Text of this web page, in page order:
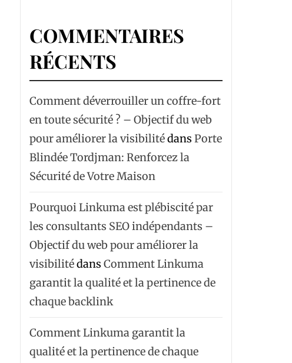
COMMENTAIRES
RÉCENTS
Comment déverrouiller un coffre-fort
en toute sécurité ? – Objectif du web
pour améliorer la visibilitédans Porte
Blindée Tordjman: Renforcez la
Sécurité de Votre Maison
Pourquoi Linkuma est plébiscité par
les consultants SEO indépendants –
Objectif du web pour améliorer la
visibilitédans Comment Linkuma
garantit la qualité et la pertinence de
chaque backlink
Comment Linkuma garantit la
qualité et la pertinence de chaque